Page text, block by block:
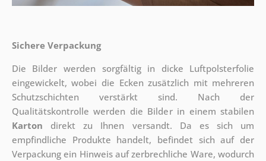
Sichere Verpackung
Die Bilder werden sorgfältig in dicke Luftpolsterfolie
eingewickelt, wobei die Ecken zusätzlich mit mehreren
Schutzschichten verstärkt sind. Nach der
Qualitätskontrolle werden die Bilder in einem stabilen
Karton direkt zu Ihnen versandt. Da es sich um
empfindliche Produkte handelt, befindet sich auf der
Verpackung ein Hinweis auf zerbrechliche Ware, wodurch